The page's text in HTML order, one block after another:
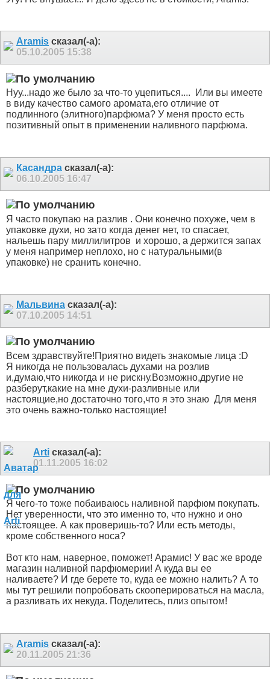
Aramis сказал(-а):
05.10.2005 15:38
Нуу...надо же было за что-то уцепиться....
Или вы имеете
в виду качество самого аромата,его отличие от
подлинного (элитного)парфюма? У меня просто есть
позитивный опыт в применении наливного парфюма.
Касандра сказал(-а):
06.10.2005 16:47
Я часто покупаю на разлив . Они конечно похуже, чем в
упаковке духи, но зато когда денег нет, то спасает,
нальешь пару миллилитров и хорошо, а держится запах
у меня например неплохо, но с натуральными(в
упаковке) не сранить конечно.
Мальвина сказал(-а):
07.10.2005 14:51
Всем здравствуйте!Приятно видеть знакомые лица :D
Я никогда не пользовалась духами на розлив
и,думаю,что никогда и не рискну.Возможно,другие не
разберут,какие на мне духи-разливные или
настоящие,но достаточно того,что я это знаю Для меня
это очень важно-только настоящие!
Arti сказал(-а):
01.11.2005 16:02
Я чего-то тоже побаиваюсь наливной парфюм покупать.
Нет уверенности, что это именно то, что нужно и оно
настоящее. А как проверишь-то? Или есть методы,
кроме собственного носа?
Вот кто нам, наверное, поможет! Арамис! У вас же вроде
магазин наливной парфюмерии! А куда вы ее
наливаете? И где берете то, куда ее можно налить? А то
мы тут решили попробовать скооперироваться на масла,
а разливать их некуда. Поделитесь, плиз опытом!
Aramis сказал(-а):
20.11.2005 21:36